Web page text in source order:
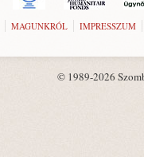
MAGUNKRÓL IMPRESSZUM
© 1989-2026